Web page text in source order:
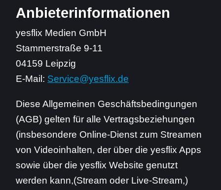
Anbieterinformationen
yesflix Medien GmbH
Stammerstraße 9-11
04159 Leipzig
E-Mail: Service@yesflix.de
Diese Allgemeinen Geschäftsbedingungen
(AGB) gelten für alle Vertragsbeziehungen
(insbesondere Online-Dienst zum Streamen
von Videoinhalten, der über die yesflix Apps
sowie über die yesflix Website genutzt
werden kann,(Stream oder Live-Stream,)